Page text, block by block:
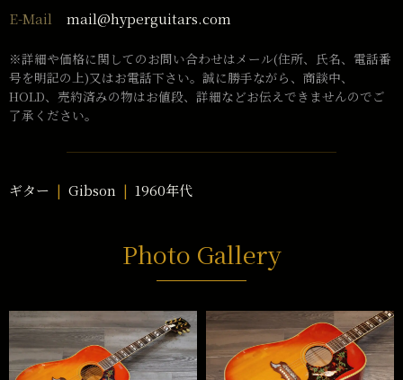
E-Mail mail@hyperguitars.com
※詳細や価格に関してのお問い合わせはメール(住所、氏名、電話番
号を明記の上)又はお電話下さい。誠に勝手ながら、商談中、
HOLD、売約済みの物はお値段、詳細などお伝えできませんのでご
了承ください。
ギター Gibson 1960年代
Photo Gallery